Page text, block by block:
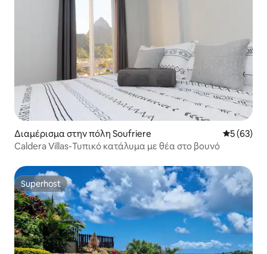
Διαμέρισμα στην πόλη Soufriere Μέση
5 (63)
Caldera Villas-Τυπικό κατάλυμα με θέα στο βουνό
Superhost
Superhost